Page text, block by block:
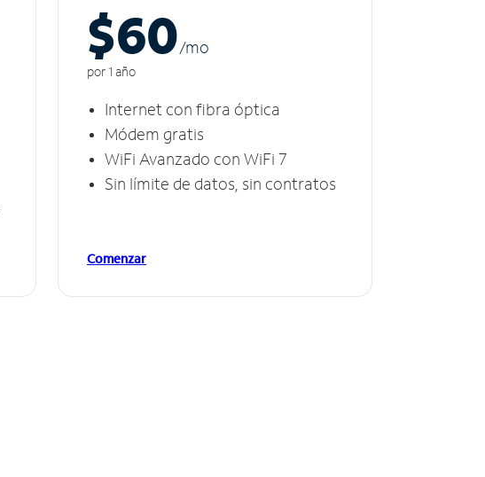
$60/mo
por 1 año
Internet con fibra óptica
Módem gratis
WiFi Avanzado con WiFi 7
Sin límite de datos, sin contratos
Comenzar